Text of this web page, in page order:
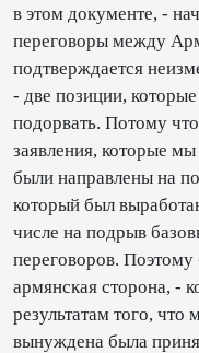
в этом документе, -
переговоры между
подтверждается
- две позиции,
подорвать. Потому
заявления, которые
были направлены на
который был
числе на подрыв
переговоров.
армянская сторона, -
результатам того,
вынуждена была